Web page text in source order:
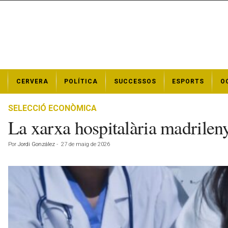
t
CERVERA POLÍTICA SUCCESSOS ESPORTS
SELECCIÓ ECONÒMICA
La xarxa hospitalària
Por Jordi González - 27 de maig de 2026